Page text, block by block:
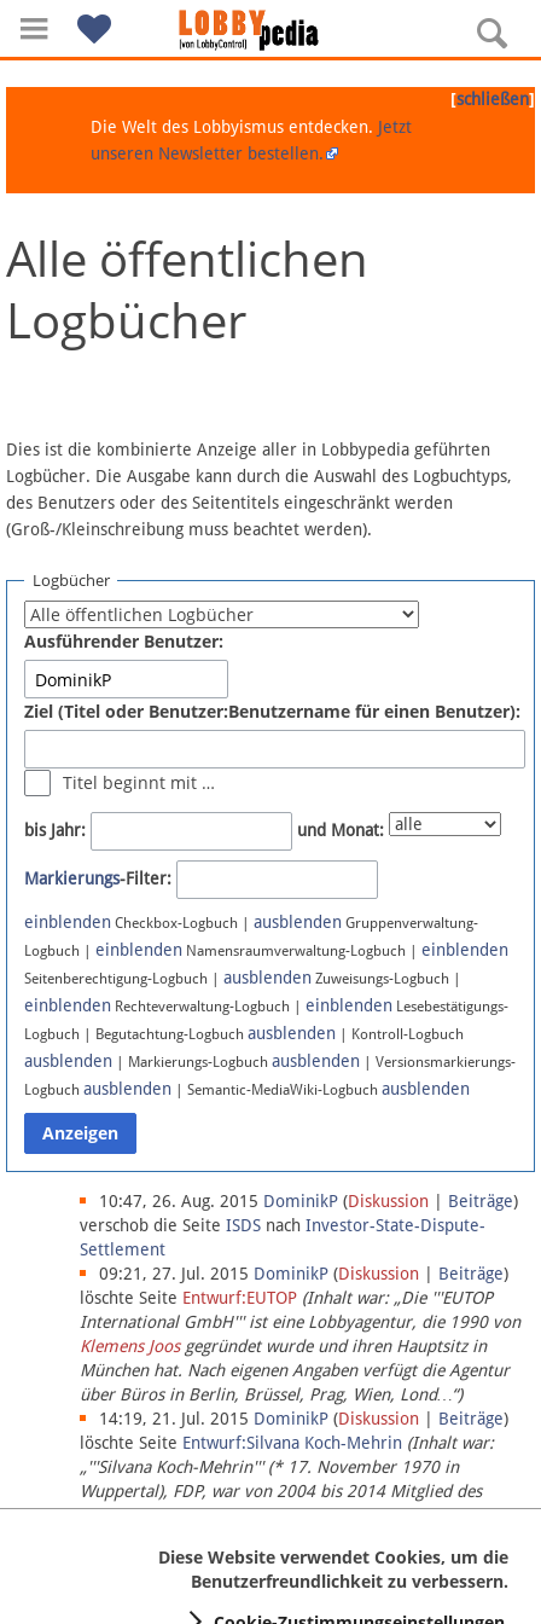
Navigation
Über Lobbypedia
Artikel nach Kategorien
FAQ
Fördermitglied werden
Fehler melden
Newsletter
Bluesky
Facebook
Instagram
Anmelden
Datenschutz
Über Lobbypedia
Impressum
[schließen]
Die Welt des Lobbyismus entdecken. Jetzt
unseren Newsletter bestellen.
Alle öffentlichen
Logbücher
Dies ist die kombinierte Anzeige aller in Lobbypedia geführten
Logbücher. Die Ausgabe kann durch die Auswahl des Logbuchtyps,
des Benutzers oder des Seitentitels eingeschränkt werden
(Groß-/Kleinschreibung muss beachtet werden).
Logbücher
Ausführender Benutzer:
Ziel (Titel oder Benutzer:Benutzername für einen Benutzer):
Titel beginnt mit …
bis Jahr: und Monat:
Markierungs-Filter:
einblenden Checkbox-Logbuch | ausblenden Gruppenverwaltung-
Logbuch | einblenden Namensraumverwaltung-Logbuch | einblenden
Seitenberechtigung-Logbuch | ausblenden Zuweisungs-Logbuch |
einblenden Rechteverwaltung-Logbuch | einblenden Lesebestätigungs-
Logbuch | Begutachtung-Logbuch ausblenden | Kontroll-Logbuch
ausblenden | Markierungs-Logbuch ausblenden | Versionsmarkierungs-
Logbuch ausblenden | Semantic-MediaWiki-Logbuch ausblenden
10:47, 26. Aug. 2015 DominikP (Diskussion Beiträge)
verschob die Seite ISDS nach Investor-State-Dispute-
Settlement
09:21, 27. Jul. 2015 DominikP (Diskussion Beiträge)
löschte Seite Entwurf:EUTOP (Inhalt war: „Die '''EUTOP
International GmbH''' ist eine Lobbyagentur, die 1990 von
Klemens Joosgegründet wurde und ihren Hauptsitz in
München hat. Nach eigenen Angaben verfügt die Agentur
über Büros in Berlin, Brüssel, Prag, Wien, Lond…“)
14:19, 21. Jul. 2015 DominikP (Diskussion Beiträge)
löschte Seite Entwurf:Silvana Koch-Mehrin (Inhalt war:
„'''Silvana Koch-Mehrin''' (* 17. November 1970 in
Wuppertal), FDP, war von 2004 bis 2014 Mitglied des
Europäischen Parlaments, seit November 2014 ist sie für
Diese Website verwendet Cookies, um die
Benutzerfreundlichkeit zu verbessern.